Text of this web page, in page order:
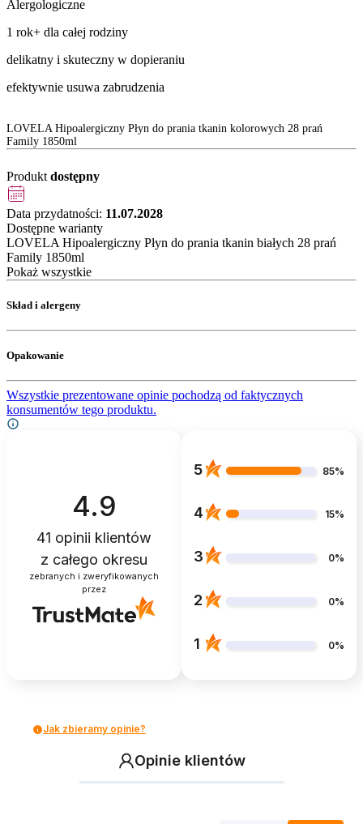
Alergologiczne
1 rok+ dla całej rodziny
delikatny i skuteczny w dopieraniu
efektywnie usuwa zabrudzenia
LOVELA Hipoalergiczny Płyn do prania tkanin kolorowych 28 prań
Family 1850ml
Produkt dostępny
Data przydatności: 11.07.2028
Dostępne warianty
LOVELA Hipoalergiczny Płyn do prania tkanin białych 28 prań
Family 1850ml
Pokaż wszystkie
Skład i alergeny
Opakowanie
Wszystkie prezentowane opinie pochodzą od faktycznych
konsumentów tego produktu.
4.9
41 opinii klientów
z całego okresu
zebranych i zweryfikowanych
przez
5 85%
4 15%
3 0%
2 0%
1 0%
Jak zbieramy opinie?
Opinie klientów